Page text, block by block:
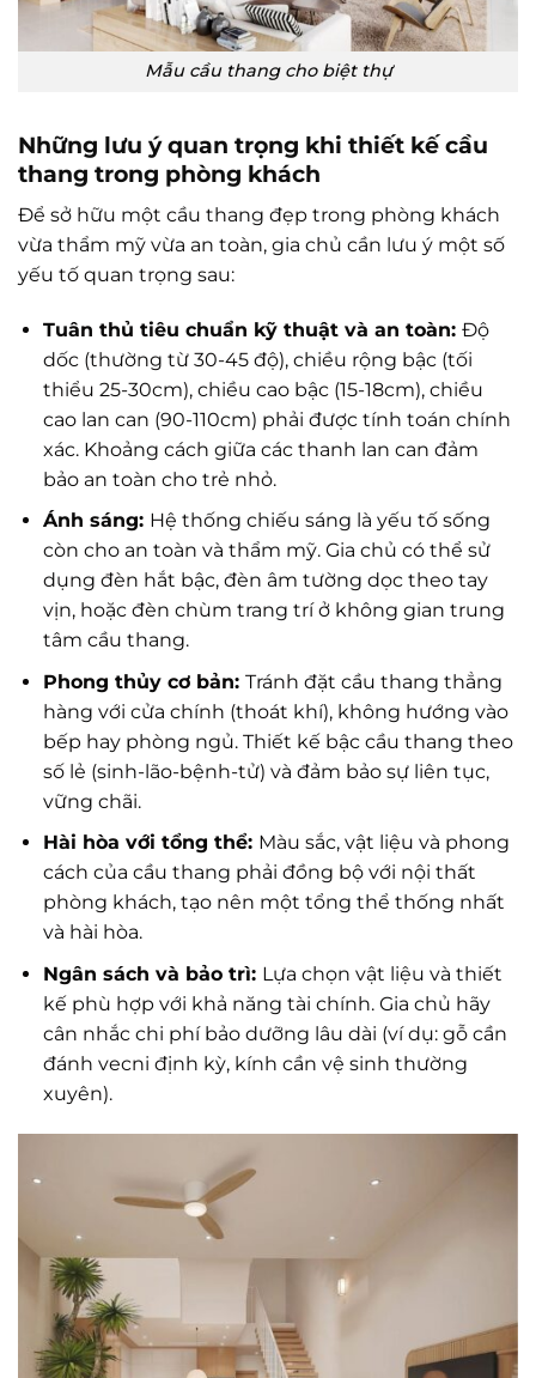
Mẫu cầu thang cho biệt thự
Những lưu ý quan trọng khi thiết kế cầu
thang trong phòng khách
Để sở hữu một cầu thang đẹp trong phòng khách
vừa thẩm mỹ vừa an toàn, gia chủ cần lưu ý một số
yếu tố quan trọng sau:
Tuân thủ tiêu chuẩn kỹ thuật và an toàn: Độ
dốc (thường từ 30-45 độ), chiều rộng bậc (tối
thiểu 25-30cm), chiều cao bậc (15-18cm), chiều
cao lan can (90-110cm) phải được tính toán chính
xác. Khoảng cách giữa các thanh lan can đảm
bảo an toàn cho trẻ nhỏ.
Ánh sáng: Hệ thống chiếu sáng là yếu tố sống
còn cho an toàn và thẩm mỹ. Gia chủ có thể sử
dụng đèn hắt bậc, đèn âm tường dọc theo tay
vịn, hoặc đèn chùm trang trí ở không gian trung
tâm cầu thang.
Phong thủy cơ bản: Tránh đặt cầu thang thẳng
hàng với cửa chính (thoát khí), không hướng vào
bếp hay phòng ngủ. Thiết kế bậc cầu thang theo
số lẻ (sinh-lão-bệnh-tử) và đảm bảo sự liên tục,
vững chãi.
Hài hòa với tổng thể: Màu sắc, vật liệu và phong
cách của cầu thang phải đồng bộ với nội thất
phòng khách, tạo nên một tổng thể thống nhất
và hài hòa.
Ngân sách và bảo trì: Lựa chọn vật liệu và thiết
kế phù hợp với khả năng tài chính. Gia chủ hãy
cân nhắc chi phí bảo dưỡng lâu dài (ví dụ: gỗ cần
đánh vecni định kỳ, kính cần vệ sinh thường
xuyên).